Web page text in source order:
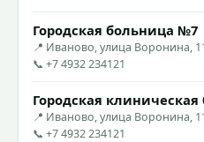
Городская больница №7
📍 Иваново, улица Воронина,
📞 +7 4932 234121
Городская
📍 Иваново, улица Воронина,
📞 +7 4932 234121